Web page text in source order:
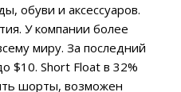
обуви и аксессуаров.
У компании более
миру. За последний
$10. Short Float в 32%
шорты, возможен